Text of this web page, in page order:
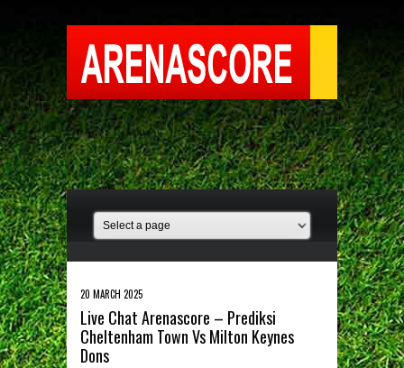
20 MARCH 2025
Live Chat Arenascore – Prediksi
Cheltenham Town Vs Milton Keynes
Dons